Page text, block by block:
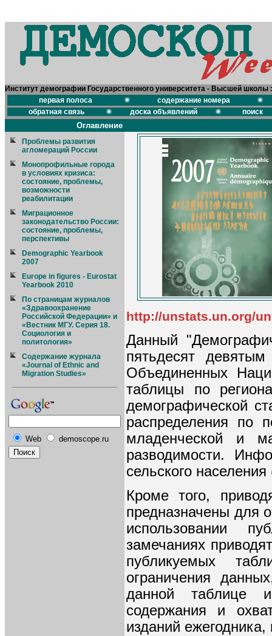
Институт демографии Государственного университета - Высшей школы
первая полоса
содержание номера
обратная связь
доска объявлений поиск
Оглавление
Проблемы развития
агломераций России
Монопрофильные города
в условиях кризиса:
состояние, проблемы,
возможности
реабилитации
Миграционное
законодательство России:
состояние, проблемы,
перспективы
Demographic Yearbook
2007
Europe in figures - Eurostat
Yearbook 2010
По страницам журналов
«Здравоохранение
Российской Федерации» и
«Вестник МГУ. Серия 18.
Социология и
политология»
Содержание журнала
«Journal of Ethnic and
Migration Studies»
Web demoscope.ru
http://unstats.un.org/
Данный
пятьдесят
Объединенных
таблицы по
демографической
распределения по
младенческой и
разводимости.
сельского
Кроме того,
предназначены для
использовании
замечаниях
публикуемых
ограничения
данной таблице
содержания и
изданий